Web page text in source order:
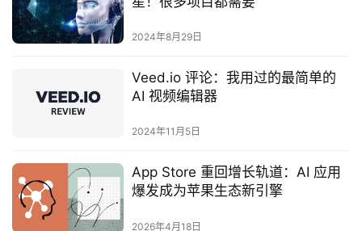
2024年8月29日
Veed.io 评论：我用过的最简单的
AI 视频编辑器
2024年11月5日
App Store 重回增长轨道：AI 应用
爆发成为苹果生态新引擎
2026年4月18日